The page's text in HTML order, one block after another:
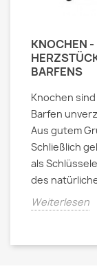
KNOCHEN -
BARFENS
Knochen
Barfen
Aus gutem
Schließlich
als
des
Weiterlesen